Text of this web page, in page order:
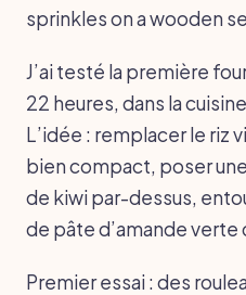
sprinkles on a wooden
J’ai testé la première
22 heures, dans la
L’idée : remplacer le riz
bien compact, poser
de kiwi par-dessus,
de pâte d’amande verte
Premier essai : des